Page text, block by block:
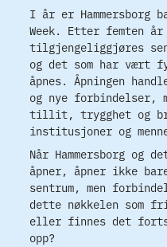
I år er Hammersborg
Week. Etter femten
tilgjengeliggjøres
og det som har vært
åpnes. Åpningen
og nye forbindelser,
tillit, trygghet og
institusjoner og
Når Hammersborg og
åpner, åpner ikke
sentrum, men
dette nøkkelen som
eller finnes det
opp?